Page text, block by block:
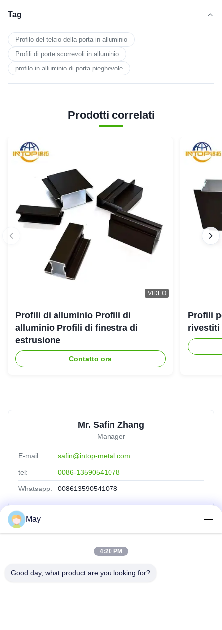
Tag
Profilo del telaio della porta in alluminio
Profili di porte scorrevoli in alluminio
profilo in alluminio di porta pieghevole
Prodotti correlati
VIDEO
Profili di alluminio Profili di
alluminio Profili di finestra di
estrusione
Contatto ora
Profili
rivestiti
Mr. Safin Zhang
Manager
E-mail: safin@intop-metal.com
tel: 0086-13590541078
Whatsapp: 008613590541078
Collegamenti Rapidi
Casa
Chi Siamo
May
4:20 PM
Good day, what product are you looking for?